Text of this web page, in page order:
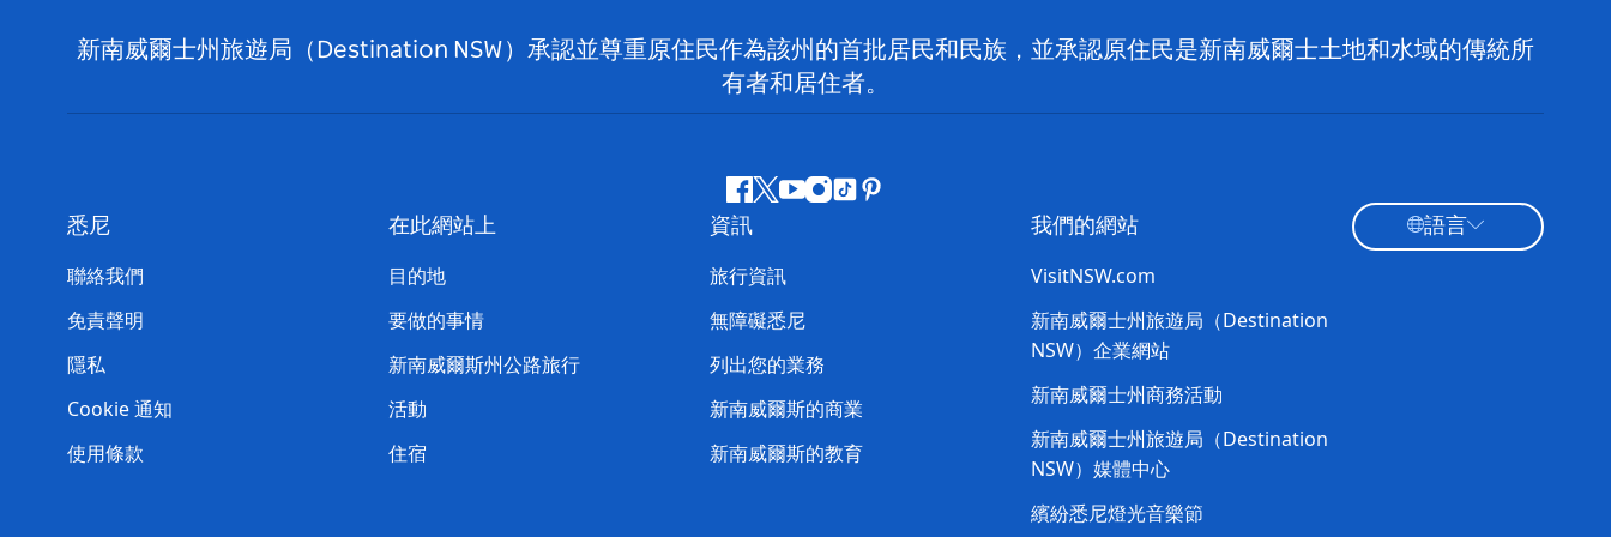
新南威爾士州旅遊局（Destination NSW）承認並尊重原住民作為該州的首批居民和民族，並承認原住民是新南威爾士土地和水域的傳統所
有者和居住者。
Facebook
嘰
喳
喳
Youtube
Instagram
抖 Pinterest
悉尼
聯絡我們
免責聲明
隱私
Cookie 通知
使用條款
在此網站上
目的地
要做的事情
新南威爾斯州公路旅行
活動
住宿
資訊
旅行資訊
無障礙悉尼
列出您的業務
新南威爾斯的商業
新南威爾斯的教育
我們的網站
VisitNSW.com
新南威爾士州旅遊局（Destination
NSW）企業網站​
新南威爾士州商務活動
新南威爾士州旅遊局（Destination
NSW）媒體中心
繽紛悉尼燈光音樂節
語言